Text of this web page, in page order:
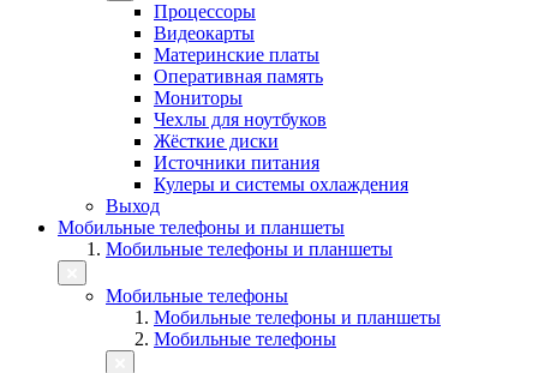
Процессоры
Видеокарты
Материнские платы
Оперативная память
Мониторы
Чехлы для ноутбуков
Жёсткие диски
Источники питания
Кулеры и системы охлаждения
Выход
Мобильные телефоны и планшеты
Мобильные телефоны и планшеты
Мобильные телефоны
Мобильные телефоны и планшеты
Мобильные телефоны